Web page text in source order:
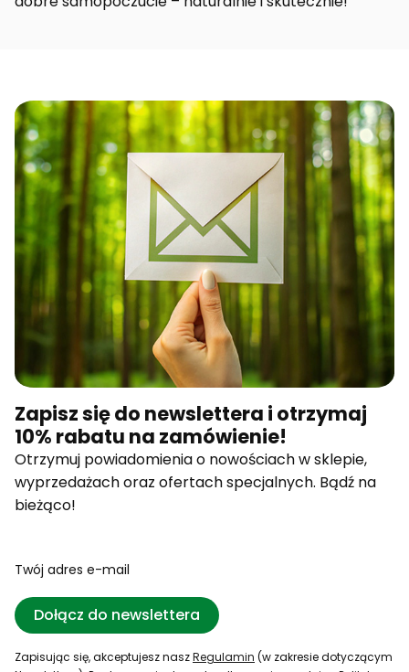
Zapisz się do newslettera i otrzymaj
10% rabatu na zamówienie!
Otrzymuj powiadomienia o nowościach w sklepie,
wyprzedażach oraz ofertach specjalnych. Bądź na
bieżąco!
Twój adres e-mail
Dołącz do newslettera
Zapisując się, akceptujesz naszRegulamin (w zakresie dotyczącym